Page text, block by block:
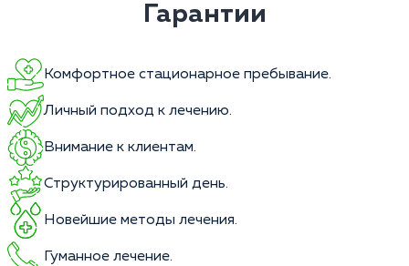
Гарантии
Комфортное стационарное пребывание.
Личный подход к лечению.
Внимание к клиентам.
Структурированный день.
Новейшие методы лечения.
Гуманное лечение.